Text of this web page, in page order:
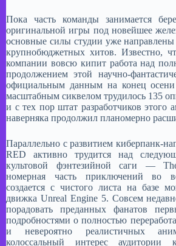
Пока часть команды занимается
оригинальной игры под новейшее
основные силы студии уже
крупнобюджетных хитов. Известно,
компании вовсю кипит работа над
продолжением этой научно-
официальным данным на конец
масштабным сиквелом трудилось 135
и с тех пор штат разработчиков этого
наверняка продолжил планомерно
Параллельно с развитием киберпанк-
RED активно трудится над
культовой фэнтезийной саги —
номерная часть приключений во
создается с чистого листа на базе
движка Unreal Engine 5. Совсем
порадовать преданных фанатов
подробностями о полностью
и невероятно реалистичных
колоссальный интерес